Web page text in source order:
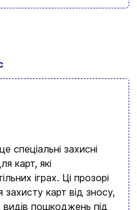
спеціальні захисні
карт, які
іграх. Ці прозорі
захисту карт від зносу,
видів пошкоджень під